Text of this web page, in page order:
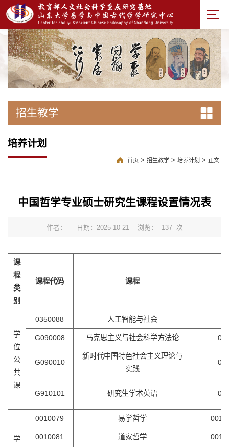
招生教学
培养计划
首页 > 招生教学 > 培养计划 > 正文
中国哲学专业硕士研究生课程设置情况表
作者： 日期：2025-10-21 浏览： 137 次
课
程
类
别
课程代码 课程
学
位
公
共
课
0350088 人工智能与社会
G090008 马克思主义与社会科学方法论
G090010
新时代中国特色社会主义理论与
实践
G910101 研究生学术英语
学
0010079 易学哲学 001
0010081 道家哲学 001